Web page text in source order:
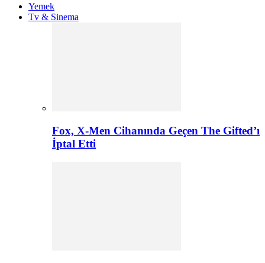
Yemek
Tv & Sinema
Fox, X-Men Cihanında Geçen The Gifted’ı
İptal Etti